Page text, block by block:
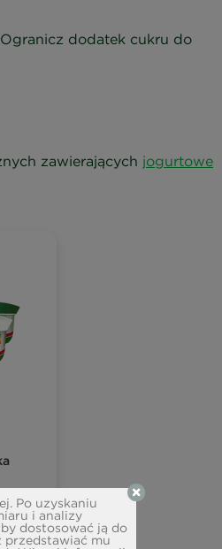
dodatek cukru do
zawierających jogurtowe
Po uzyskaniu
i analizy
dostosować ją do
mu